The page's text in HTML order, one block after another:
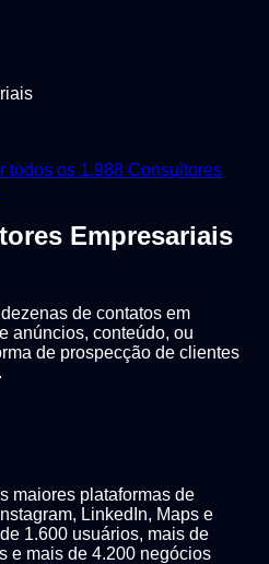
todos os 1.988 Consultores
Empresariais
de contatos em
anúncios, conteúdo, ou
de prospecção de clientes
maiores plataformas de
LinkedIn, Maps e
1.600 usuários, mais de
e mais de 4.200 negócios